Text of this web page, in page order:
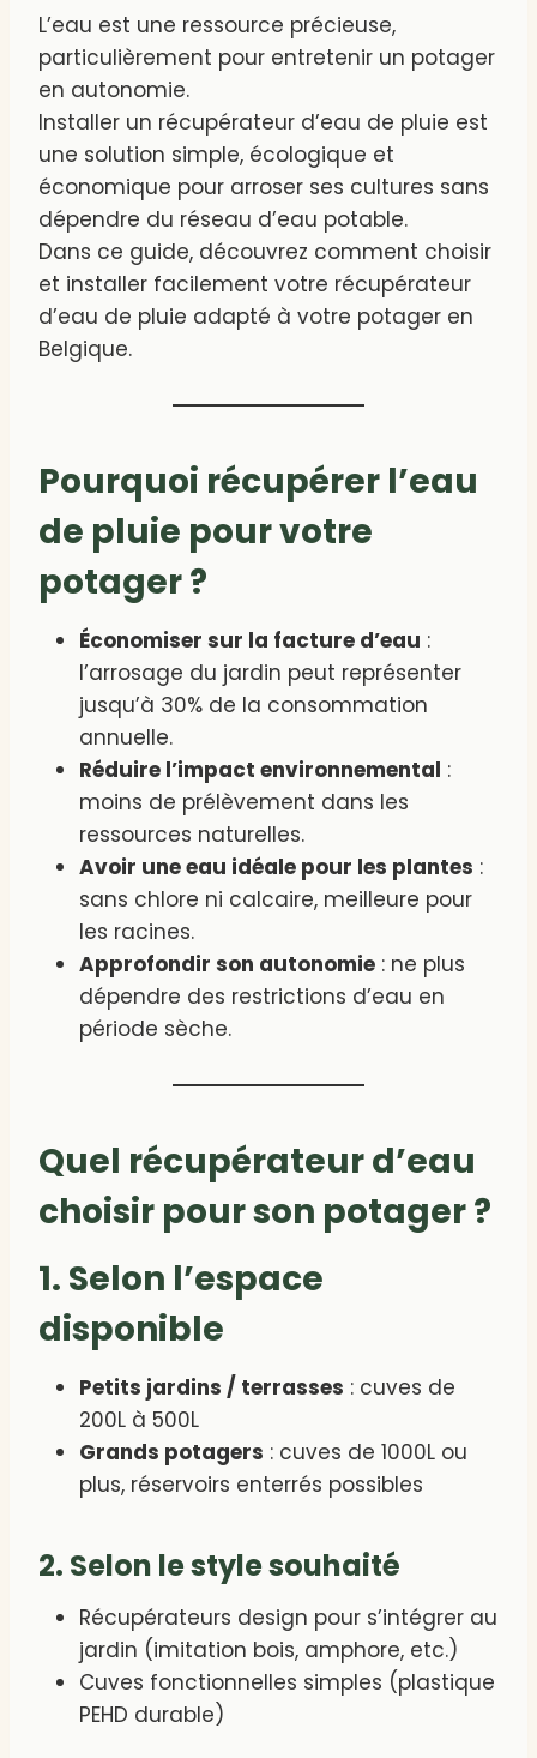
L’eau est une ressource précieuse,
particulièrement pour entretenir un potager
en autonomie.
Installer un récupérateur d’eau de pluie est
une solution simple, écologique et
économique pour arroser ses cultures sans
dépendre du réseau d’eau potable.
Dans ce guide, découvrez comment choisir
et installer facilement votre récupérateur
d’eau de pluie adapté à votre potager en
Belgique.
Pourquoi récupérer l’eau
de pluie pour votre
potager ?
Économiser sur la facture d’eau :
l’arrosage du jardin peut représenter
jusqu’à 30% de la consommation
annuelle.
Réduire l’impact environnemental :
moins de prélèvement dans les
ressources naturelles.
Avoir une eau idéale pour les plantes :
sans chlore ni calcaire, meilleure pour
les racines.
Approfondir son autonomie : ne plus
dépendre des restrictions d’eau en
période sèche.
Quel récupérateur d’eau
choisir pour son potager ?
1. Selon l’espace
disponible
Petits jardins / terrasses : cuves de
200L à 500L
Grands potagers : cuves de 1000L ou
plus, réservoirs enterrés possibles
2. Selon le style souhaité
Récupérateurs design pour s’intégrer au
jardin (imitation bois, amphore, etc.)
Cuves fonctionnelles simples (plastique
PEHD durable)